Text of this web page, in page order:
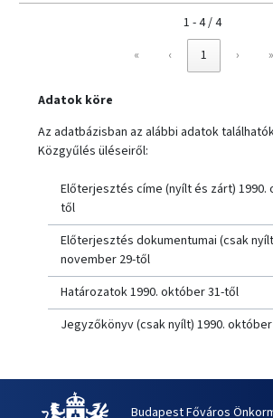
1 - 4 / 4
«
‹ 1 › »
Adatok köre
Az adatbázisban az alábbi adatok
Közgyűlés üléseiről:
Előterjesztés címe (nyílt és zárt) 1990.
től
Előterjesztés dokumentumai (csak
november 29-től
Határozatok 1990. október 31-től
Jegyzőkönyv (csak nyílt) 1990.
Budapest Főváros